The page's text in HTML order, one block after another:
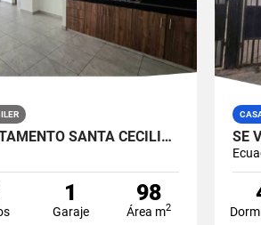
ALQUILER DEPARTAMENTO SANTA CECILIA, CEIBOS, GUAYAQUIL (MARPIN)
1
Garaje
98
Área m2